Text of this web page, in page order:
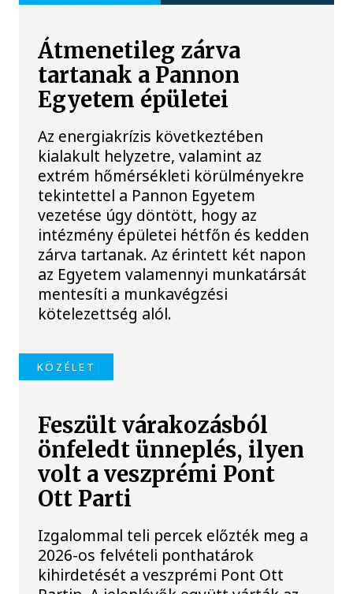
Átmenetileg zárva
tartanak a Pannon
Egyetem épületei
Az energiakrízis következtében
kialakult helyzetre, valamint az
extrém hőmérsékleti körülményekre
tekintettel a Pannon Egyetem
vezetése úgy döntött, hogy az
intézmény épületei hétfőn és kedden
zárva tartanak. Az érintett két napon
az Egyetem valamennyi munkatársát
mentesíti a munkavégzési
kötelezettség alól.
KÖZÉLET
Feszült várakozásból
önfeledt ünneplés, ilyen
volt a veszprémi Pont
Ott Parti
Izgalommal teli percek előzték meg a
2026-os felvételi ponthatárok
kihirdetését a veszprémi Pont Ott